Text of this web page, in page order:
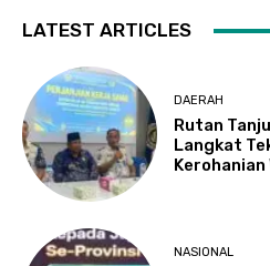
LATEST ARTICLES
DAERAH
Rutan
Langkat
Kerohanian
NASIONAL